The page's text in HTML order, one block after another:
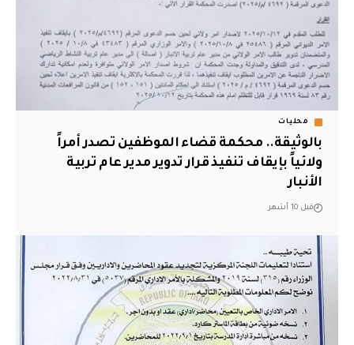
محليات
بالوثيقة.. محكمة قضاء الموظفين تصدر أمراً
ولائياً بإيقاف تنفيذ قرار تدوير مدير عام تربية
الأنبار
قبل 10 أشهر